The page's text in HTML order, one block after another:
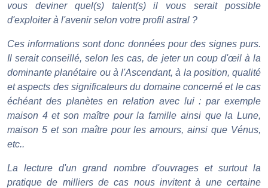
vous deviner quel(s) talent(s) il vous serait possible
d'exploiter à l'avenir selon votre profil astral ?
Ces informations sont donc données pour des signes purs.
Il serait conseillé, selon les cas, de jeter un coup d'œil à la
dominante planétaire ou à l'Ascendant, à la position, qualité
et aspects des significateurs du domaine concerné et le cas
échéant des planètes en relation avec lui : par exemple
maison 4 et son maître pour la famille ainsi que la Lune,
maison 5 et son maître pour les amours, ainsi que Vénus,
etc..
La lecture d'un grand nombre d'ouvrages et surtout la
pratique de milliers de cas nous invitent à une certaine